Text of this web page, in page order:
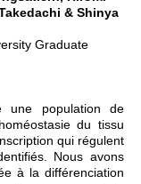
& Shinya
Graduate
une population de
du tissu
qui régulent
Nous avons
à la différenciation